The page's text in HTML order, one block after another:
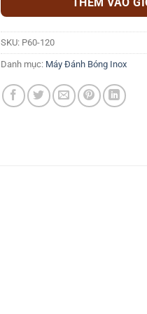
SKU: P60-120
Danh mục: Máy Đánh Bóng Inox